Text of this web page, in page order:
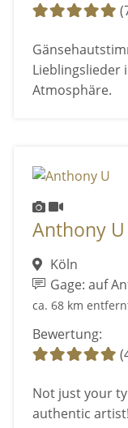
Lieblingslieder
Atmosphäre.
Anthony U
Köln
Gage: auf
ca. 68 km
Bewertung:
Not just your
authentic artist!